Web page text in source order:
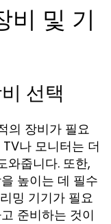
비 및 기
선택
의 장비가 필요
나 모니터는 더
와줍니다. 또한,
높이는 데 필수
밍 기기가 필요
준비하는 것이